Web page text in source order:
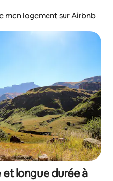
mon logement sur Airbnb
longue durée à